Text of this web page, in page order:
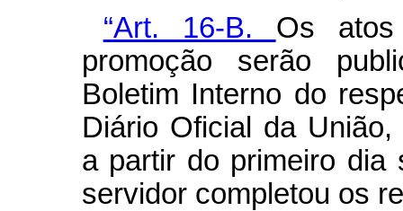
“Art. 16-B. Os
promoção serão
Boletim Interno do
Diário Oficial da
a partir do primeiro dia
servidor completou os